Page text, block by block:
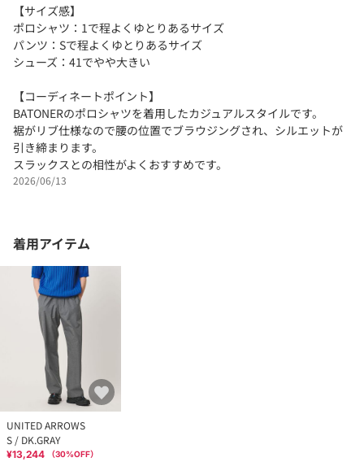
【サイズ感】
ポロシャツ：1で程よくゆとりあるサイズ
パンツ：Sで程よくゆとりあるサイズ
シューズ：41でやや大きい
【コーディネートポイント】
BATONERのポロシャツを着用したカジュアルスタイルです。
裾がリブ仕様なので腰の位置でブラウジングされ、シルエットが
引き締まります。
スラックスとの相性がよくおすすめです。
2026/06/13
着用アイテム
UNITED ARROWS
S / DK.GRAY
¥13,244 （30%OFF）